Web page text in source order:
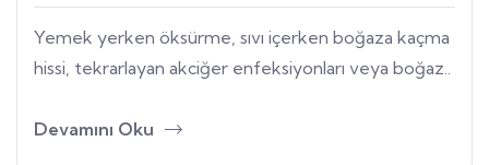
Yemek yerken öksürme, sıvı içerken boğaza kaçma
hissi, tekrarlayan akciğer enfeksiyonları veya boğaz..
Devamını Oku